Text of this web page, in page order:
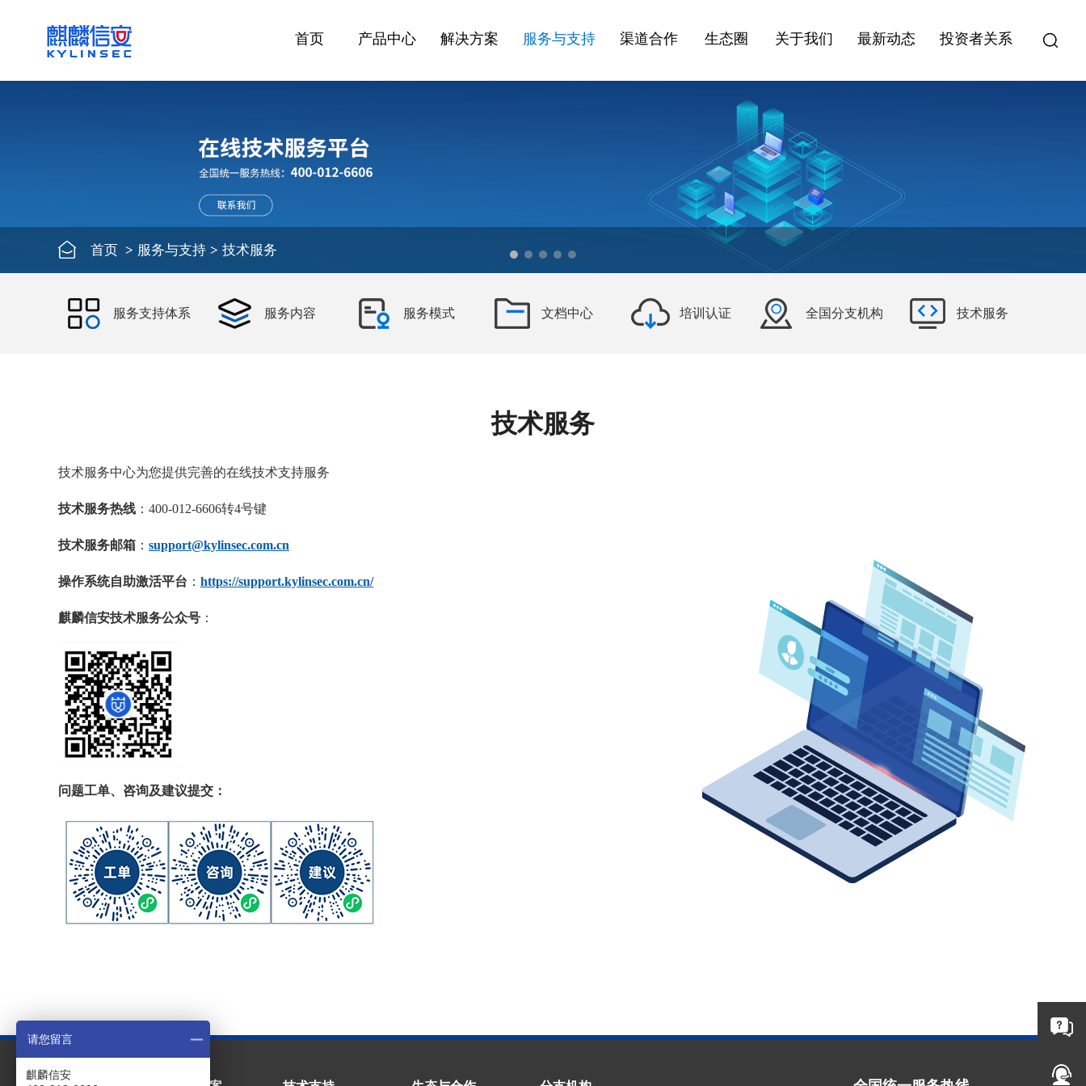
首页 产品中心 解决方案 服务与支持 渠道合作 生态圈 关于我们 最新动态 投资者关系
首页 > 服务与支持 > 技术服务
服务支持体系 服务内容 服务模式 文档中心 培训认证 全国分支机构 技术服务
技术服务
技术服务中心为您提供完善的在线技术支持服务
技术服务热线 ：400-012-6606转4号键
技术服务邮箱 ： support@kylinsec.com.cn
操作系统自助激活平台 ： https://support.kylinsec.com.cn/
麒麟信安技术服务公众号 ：
问题工单、咨询及建议提交：
请您留言
麒麟信安